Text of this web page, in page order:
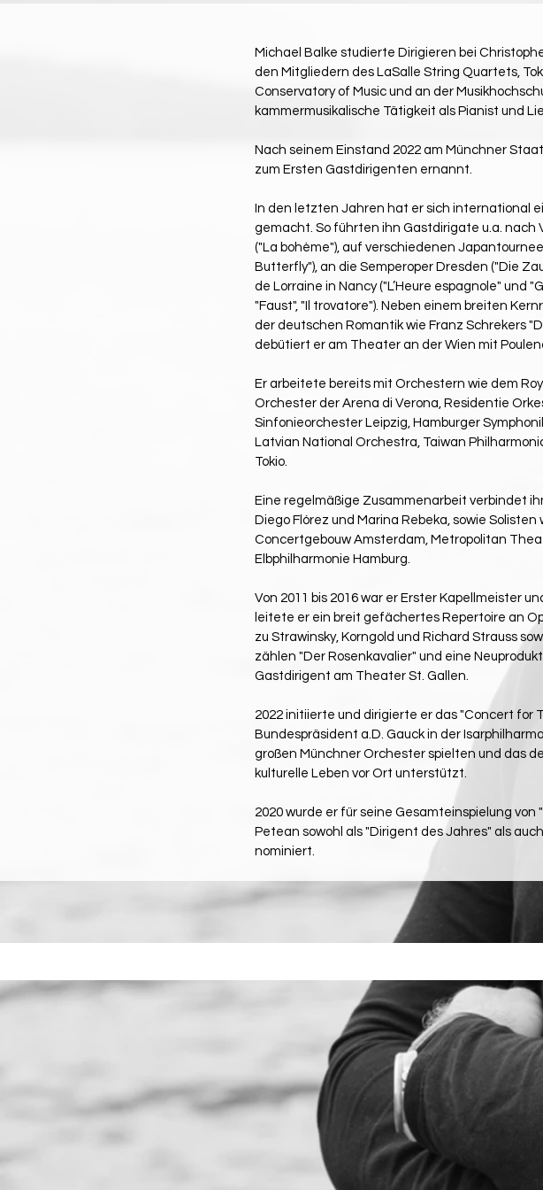
Michael Balke studierte Dirigieren bei
den Mitgliedern des LaSalle String Quartets,
Conservatory of Music und an der
kammermusikalische Tätigkeit als Pianist und
Nach seinem Einstand 2022 am Münchner
zum Ersten Gastdirigenten ernannt.
In den letzten Jahren hat er sich international
gemacht. So führten ihn Gastdirigate u.a. nach
("La bohème"), auf verschiedenen
Butterfly"), an die Semperoper Dresden ("Die
de Lorraine in Nancy ("L’Heure espagnole" und
"Faust", "Il trovatore"). Neben einem breiten
der deutschen Romantik wie Franz Schrekers
debütiert er am Theater an der Wien mit
Er arbeitete bereits mit Orchestern wie dem
Orchester der Arena di Verona, Residentie
Sinfonieorchester Leipzig, Hamburger
Latvian National Orchestra, Taiwan
Tokio.
Eine regelmäßige Zusammenarbeit verbindet
Diego Flórez und Marina Rebeka, sowie
Concertgebouw Amsterdam, Metropolitan
Elbphilharmonie Hamburg.
Von 2011 bis 2016 war er Erster Kapellmeister
leitete er ein breit gefächertes Repertoire an
zu Strawinsky, Korngold und Richard Strauss
zählen "Der Rosenkavalier" und eine
Gastdirigent am Theater St. Gallen.
2022 initiierte und dirigierte er das "Concert for
Bundespräsident a.D. Gauck in der
großen Münchner Orchester spielten und das
kulturelle Leben vor Ort unterstützt.
2020 wurde er für seine Gesamteinspielung
Petean sowohl als "Dirigent des Jahres" als
nominiert.